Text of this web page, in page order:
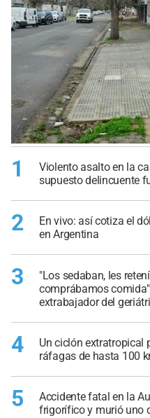
1
Violento asalto en la
supuesto delincuente
2
En vivo: así cotiza el
en Argentina
3
"Los sedaban, les
comprábamos
extrabajador del
4
Un ciclón extratropical
ráfagas de hasta 100
5
Accidente fatal en la
frigorífico y murió uno